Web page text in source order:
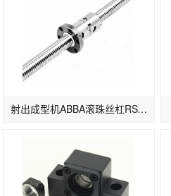
射出成型机ABBA滚珠丝杠RSY2005-3/4